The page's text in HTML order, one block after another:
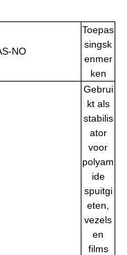
NO
Toepas
singsk
enmer
ken
Gebrui
kt als
stabilis
ator
voor
polyam
ide
spuitgi
eten,
vezels
en
films